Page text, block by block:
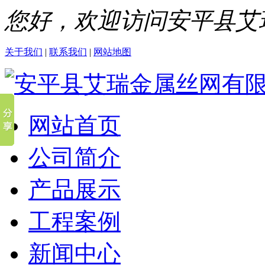
您好，欢迎访问安平县
关于我们 | 联系我们 | 网站地图
网站首页
公司简介
产品展示
工程案例
新闻中心